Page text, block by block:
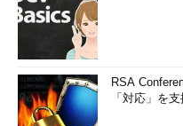
RSA
「対応」を